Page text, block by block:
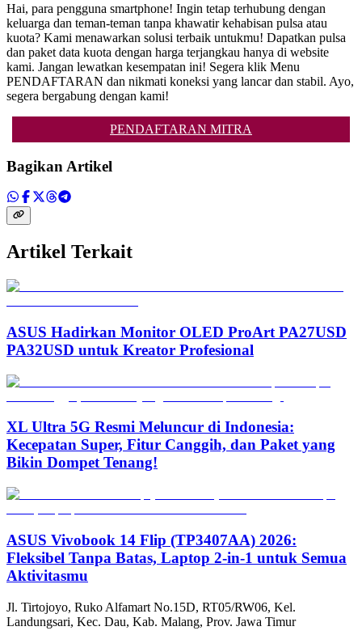
Hai, para pengguna smartphone! Ingin tetap terhubung dengan
keluarga dan teman-teman tanpa khawatir kehabisan pulsa atau
kuota? Kami menawarkan solusi terbaik untukmu! Dapatkan pulsa
dan paket data kuota dengan harga terjangkau hanya di website
kami. Jangan lewatkan kesempatan ini! Segera klik Menu
PENDAFTARAN dan nikmati koneksi yang lancar dan stabil. Ayo,
segera bergabung dengan kami!
PENDAFTARAN MITRA
Bagikan Artikel
Artikel Terkait
ASUS Hadirkan Monitor OLED ProArt PA27USD
PA32USD untuk Kreator Profesional
XL Ultra 5G Resmi Meluncur di Indonesia:
Kecepatan Super, Fitur Canggih, dan Paket yang
Bikin Dompet Tenang!
ASUS Vivobook 14 Flip (TP3407AA) 2026:
Fleksibel Tanpa Batas, Laptop 2-in-1 untuk Semua
Aktivitasmu
Jl. Tirtojoyo, Ruko Alfamart No.15D, RT05/RW06, Kel.
Landungsari, Kec. Dau, Kab. Malang, Prov. Jawa Timur